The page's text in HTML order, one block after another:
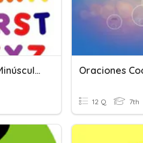
Repaso Mayúsculas Y Minúsculas
12 Q 7th